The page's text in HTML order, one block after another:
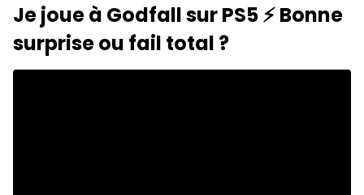
Je joue à Godfall sur PS5 ⚡️ Bonne
surprise ou fail total ?